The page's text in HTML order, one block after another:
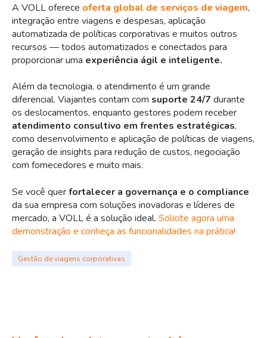
A VOLL oferece oferta global de serviços de viagem,
integração entre viagens e despesas, aplicação
automatizada de políticas corporativas e muitos outros
recursos — todos automatizados e conectados para
proporcionar uma experiência ágil e inteligente.
Além da tecnologia, o atendimento é um grande
diferencial. Viajantes contam com suporte 24/7 durante
os deslocamentos, enquanto gestores podem receber
atendimento consultivo em frentes estratégicas,
como desenvolvimento e aplicação de políticas de viagens,
geração de insights para redução de custos, negociação
com fornecedores e muito mais.
Se você querfortalecer a governança e o compliance
da sua empresa com soluções inovadoras e líderes de
mercado, a VOLL é a solução ideal. Solicite agora uma
demonstração e conheça as funcionalidades na prática!
Gestão de viagens corporativas